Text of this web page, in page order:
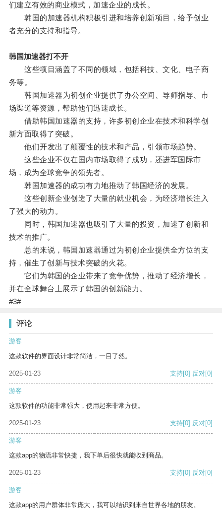
们建立有效的商业模式，加速企业的成长。
韩国的加速器机构积极引进和培养创新项目，给予创业
者充分的支持和指导。
韩国加速器打不开
这些项目涵盖了不同的领域，包括科技、文化、电子商
务等。
韩国加速器为初创企业提供了办公空间、导师指导、市
场渠道等资源，帮助他们迅速成长。
借助韩国加速器的支持，许多初创企业在技术和科学创
新方面取得了突破。
他们开发出了颠覆性的技术和产品，引领市场趋势。
这些企业不仅在国内市场取得了成功，还进军国际市
场，成为全球竞争的领先者。
韩国加速器的成功有力地推动了韩国经济的发展。
这些创新企业创造了大量的就业机会，为经济增长注入
了强大的动力。
同时，韩国加速器也吸引了大量的投资，加速了创新和
技术的推广。
总的来说，韩国加速器通过为初创企业提供全方位的支
持，催生了创新与技术突破的火花。
它们为韩国的企业带来了竞争优势，推动了经济增长，
并在全球舞台上展示了韩国的创新能力。
#3#
评论
游客
这款软件的界面设计非常简洁，一目了然。
2025-01-23 支持[0] 反对[0]
游客
这款软件的功能非常强大，使用起来非常方便。
2025-01-23 支持[0] 反对[0]
游客
这款app的物流非常快捷，我下单后很快就能收到商品。
2025-01-23 支持[0] 反对[0]
游客
这款app的用户群体非常庞大，我可以结识到来自世界各地的朋友。